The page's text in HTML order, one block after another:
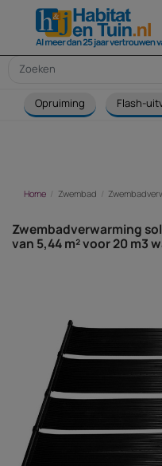
Opruiming Flash-
Home Zwembad
Zwembadverwarming
van 5,44 m² voor 20 m3